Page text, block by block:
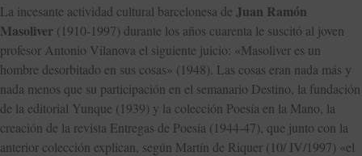
La incesante actividad cultural barcelonesa de Juan Ramón
Masoliver (1910-1997) durante los años cuarenta le suscitó al joven
profesor Antonio Vilanova el siguiente juicio: «Masoliver es un
hombre desorbitado en sus cosas» (1948). Las cosas eran nada más y
nada menos que su participación en el semanario Destino, la fundación
de la editorial Yunque (1939) y la colección Poesía en la Mano, la
creación de la revista Entregas de Poesía (1944-47), que junto con la
anterior colección explican, según Martín de Riquer (10/ IV/1997) «el